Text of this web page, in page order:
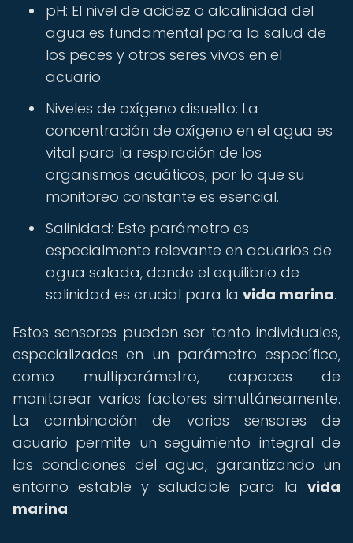
pH: El nivel de acidez o alcalinidad del
agua es fundamental para la salud de
los peces y otros seres vivos en el
acuario.
Niveles de oxígeno disuelto: La
concentración de oxígeno en el agua es
vital para la respiración de los
organismos acuáticos, por lo que su
monitoreo constante es esencial.
Salinidad: Este parámetro es
especialmente relevante en acuarios de
agua salada, donde el equilibrio de
salinidad es crucial para la vida marina.
Estos sensores pueden ser tanto individuales,
especializados en un parámetro específico,
como multiparámetro, capaces de
monitorear varios factores simultáneamente.
La combinación de varios sensores de
acuario permite un seguimiento integral de
las condiciones del agua, garantizando un
entorno estable y saludable para la vida
marina.